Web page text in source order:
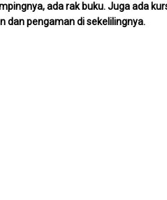
ada rak buku. Juga ada
dan pengaman di sekelilingnya.